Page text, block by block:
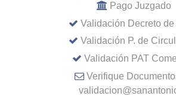
Pago Juzgado
Validación Decreto
Validación P. de
Validación PAT
Verifique